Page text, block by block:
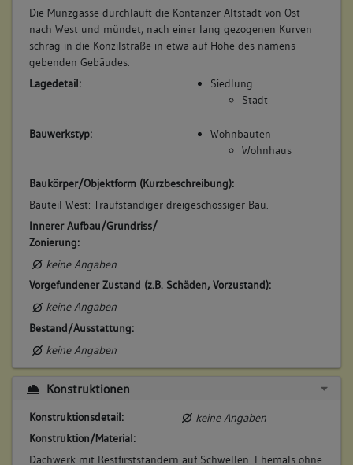
Die Münzgasse durchläuft die Kontanzer Altstadt von Ost
nach West und mündet, nach einer lang gezogenen Kurven
schräg in die Konzilstraße in etwa auf Höhe des namens
gebenden Gebäudes.
Lagedetail:
Siedlung
Stadt
Bauwerkstyp:
Wohnbauten
Wohnhaus
Baukörper/Objektform (Kurzbeschreibung):
Bauteil West: Traufständiger dreigeschossiger Bau.
Innerer Aufbau/Grundriss/
Zonierung:
keine Angaben
Vorgefundener Zustand (z.B. Schäden, Vorzustand):
keine Angaben
Bestand/Ausstattung:
keine Angaben
Konstruktionen
Konstruktionsdetail:
keine Angaben
Konstruktion/Material:
Dachwerk mit Restfirstständern auf Schwellen. Ehemals ohne